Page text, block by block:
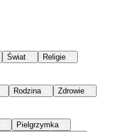
Świat
Religie
Rodzina
Zdrowie
Pielgrzymka